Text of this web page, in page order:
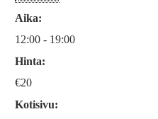
Aika:
12:00 - 19:00
Hinta:
€20
Kotisivu: